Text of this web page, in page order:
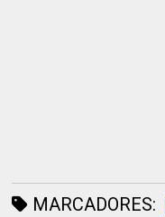
MARCADORES: